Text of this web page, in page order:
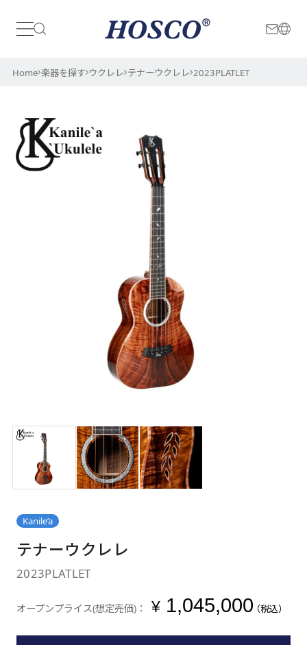
日本 International
Home 楽器を探す ウクレレ テナーウクレレ 2023PLATLET
Kanile’a
テナーウクレレ
2023PLATLET
オープンプライス(想定売価)： ¥1,045,000（税込）